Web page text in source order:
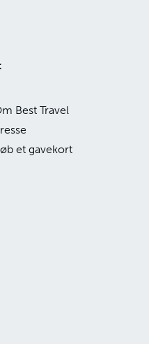
Best Travel
et gavekort